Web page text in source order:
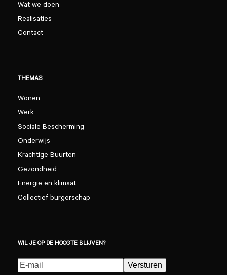
Wat we doen
Realisaties
Contact
THEMA’S
Wonen
Werk
Sociale Bescherming
Onderwijs
Krachtige Buurten
Gezondheid
Energie en klimaat
Collectief burgerschap
WIL JE OP DE HOOGTE BLIJVEN?
E-
Versturen